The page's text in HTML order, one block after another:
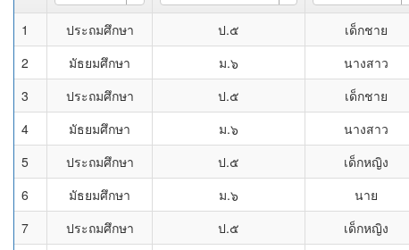
1 ประถมศึกษา ป.๕ เด็กชาย
2
มัธยมศึกษา ม.๖ นางสาว
3
ประถมศึกษา ป.๕ เด็กชาย
4
มัธยมศึกษา ม.๖ นางสาว
5
ประถมศึกษา ป.๕ เด็กหญิง
6
มัธยมศึกษา ม.๖ นาย
7
ประถมศึกษา ป.๕ เด็กหญิง